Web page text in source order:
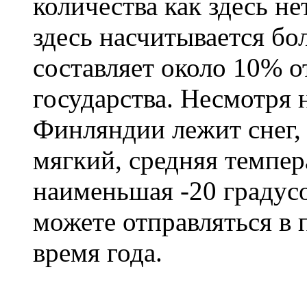
здесь насчитывается
составляет около 10%
государства. Несмотря
Финляндии лежит
мягкий, средняя
наименьшая -20
можете отправляться
время года.